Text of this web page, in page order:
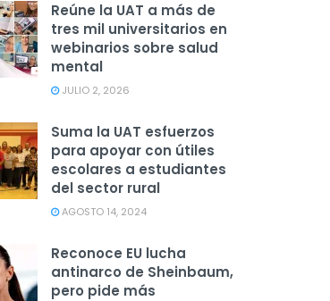
Reúne la UAT a más de
tres mil universitarios en
webinarios sobre salud
mental
JULIO 2, 2026
Suma la UAT esfuerzos
para apoyar con útiles
escolares a estudiantes
del sector rural
AGOSTO 14, 2024
Reconoce EU lucha
antinarco de Sheinbaum,
pero pide más